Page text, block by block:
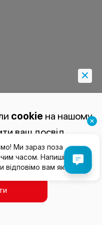
cookie на нашому
ваш досвід